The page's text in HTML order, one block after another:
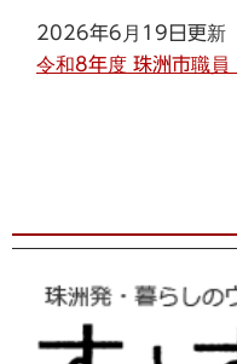
2026年6月19日更新
令和8年度 珠洲市職員